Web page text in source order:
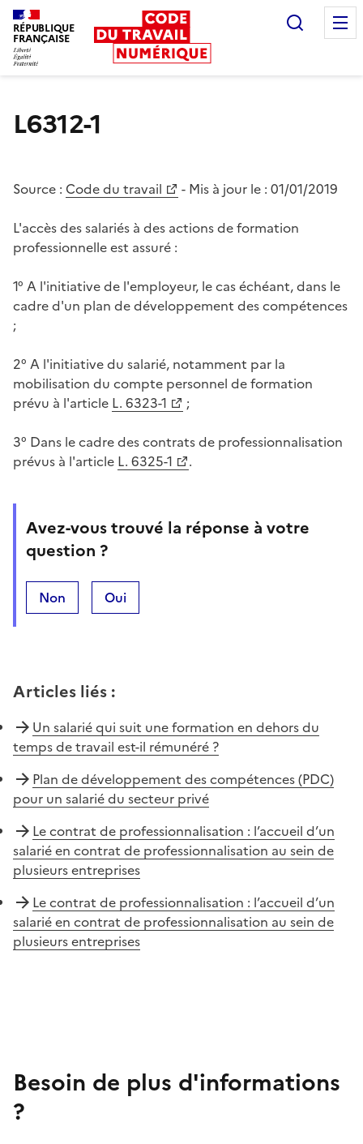
RÉPUBLIQUE
FRANÇAISE
L6312-1
Source : Code du travail - Mis à jour le : 01/01/2019
L'accès des salariés à des actions de formation
professionnelle est assuré :
1° A l'initiative de l'employeur, le cas échéant, dans le
cadre d'un plan de développement des compétences
;
2° A l'initiative du salarié, notamment par la
mobilisation du compte personnel de formation
prévu à l'article L. 6323-1
;
3° Dans le cadre des contrats de professionnalisation
prévus à l'article L. 6325-1 .
Avez-vous trouvé la réponse à votre
question ?
Non Oui
Articles liés :
Un salarié qui suit une formation en dehors du
temps de travail est-il rémunéré ?
Plan de développement des compétences (PDC)
pour un salarié du secteur privé
Le contrat de professionnalisation : l’accueil d’un
salarié en contrat de professionnalisation au sein de
plusieurs entreprises
Le contrat de professionnalisation : l’accueil d’un
salarié en contrat de professionnalisation au sein de
plusieurs entreprises
Besoin de plus d'informations
?